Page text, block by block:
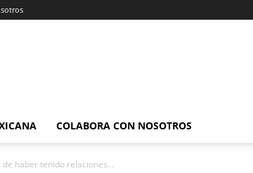
COLABORA CON NOSOTROS
de haber tenido relaciones...